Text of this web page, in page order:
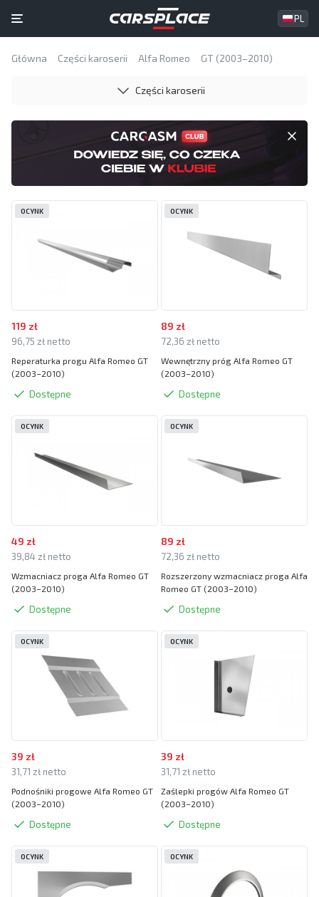
PL
Główna Części karoserii Alfa Romeo GT (2003–2010)
Części karoserii
119 zł
96,75 zł netto
Reperaturka progu Alfa Romeo GT
(2003–2010)
Dostępne
OCYNK
89 zł
72,36 zł netto
Wewnętrzny próg Alfa Romeo GT
(2003–2010)
Dostępne
OCYNK
49 zł
39,84 zł netto
Wzmacniacz proga Alfa Romeo GT
(2003–2010)
Dostępne
OCYNK
89 zł
72,36 zł netto
Rozszerzony wzmacniacz proga Alfa
Romeo GT (2003–2010)
Dostępne
OCYNK
39 zł
31,71 zł netto
Podnośniki progowe Alfa Romeo GT
(2003–2010)
Dostępne
OCYNK
39 zł
31,71 zł netto
Zaślepki progów Alfa Romeo GT
(2003–2010)
Dostępne
OCYNK
OCYNK OCYNK